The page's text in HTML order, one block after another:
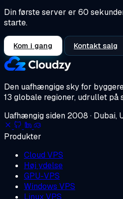
Din første server er 60
starte.
Kom i gang Kontakt salg
Den uafhængige sky for
13 globale regioner, udrullet på
Uafhængig siden 2008 · Dubai,
Produkter
Cloud VPS
Høj ydelse
GPU-VPS
Windows VPS
Linux VPS